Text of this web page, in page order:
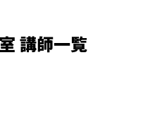
講師一覧